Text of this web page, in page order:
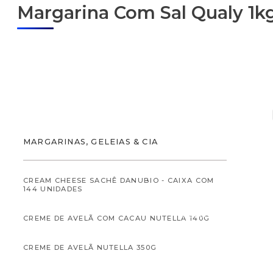
ALIMENTOS
Margarina Com Sal Qualy
MARGARINAS, GELEIAS & CIA
CREAM CHEESE SACHÊ DANUBIO - CAIXA COM
144 UNIDADES
CREME DE AVELÃ COM CACAU NUTELLA 140G
CREME DE AVELÃ NUTELLA 350G